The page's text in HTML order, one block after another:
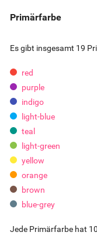
Primärfarbe
Es gibt insgesamt 19
red
purple
indigo
light-blue
teal
light-green
yellow
orange
brown
blue-grey
Jede Primärfarbe hat